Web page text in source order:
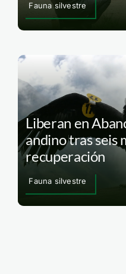
Fauna silvestre
Liberan en
andino tras seis
recuperación
Fauna silvestre